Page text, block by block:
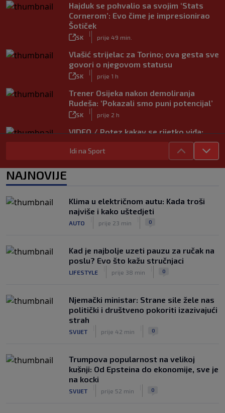
Hajduk se pohvalio sa svojim ‘Stats
Cornerom’: Evo čime je impresionirao
Šotiček
SK
|
prije 49 min.
Vlašić strijelac za Torino; ova gesta sve
govori o njegovom statusu
SK
|
prije 1 h
Trener Osijeka nakon demoliranja
Rudeša: ‘Pokazali smo puni potencijal’
SK
|
prije 2 h
VIDEO / Potez kakav se rijetko viđa:
Kada pomoć nije stigla, na rukama je
iznio suigrača u bolovima
SK prije 3 h
Dinamo u finalu Ramljaka! Sutra protiv
Ajaxa na glavnom terenu Maksimira
Idi na Sport
NAJNOVIJE
Klima u električnom autu: Kada troši
najviše i kako uštedjeti
AUTO prije 23 min 0
Kad je najbolje uzeti pauzu za ručak na
poslu? Evo što kažu stručnjaci
LIFESTYLE prije 38 min 0
Njemački ministar: Strane sile žele nas
politički i društveno pokoriti izazivajući
strah
SVIJET prije 42 min 0
Trumpova popularnost na velikoj
kušnji: Od Epsteina do ekonomije, sve je
na kocki
SVIJET prije 52 min 0